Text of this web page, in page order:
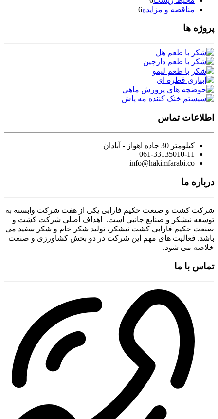
مناقصه و مزایده6
پروژه ها
اطلاعات تماس
کیلومتر 30 جاده اهواز - آبادان
061-33135010-11
info@hakimfarabi.co
درباره ما
شرکت کشت و صنعت حکیم فارابی یکی از هفت شرکت وابسته به
توسعه نیشکر و صنایع جانبی است. اهداف اصلی شرکت کشت و
صنعت حکیم فارابی کشت نیشکر، تولید شکر خام و شکر سفید می
باشد. فعالیت های مهم این شرکت در دو بخش کشاورزی و صنعت
خلاصه می شود.
تماس با ما